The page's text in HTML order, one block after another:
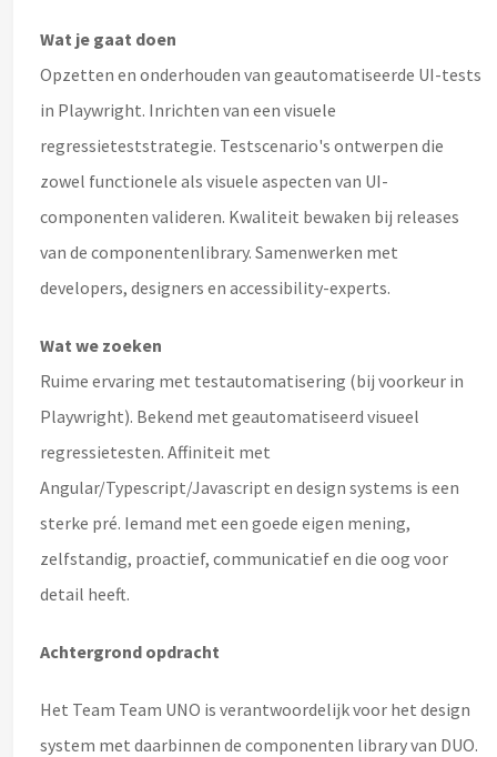
Wat je gaat doen
Opzetten en onderhouden van geautomatiseerde UI-tests
in Playwright. Inrichten van een visuele
regressieteststrategie. Testscenario's ontwerpen die
zowel functionele als visuele aspecten van UI-
componenten valideren. Kwaliteit bewaken bij releases
van de componentenlibrary. Samenwerken met
developers, designers en accessibility-experts.
Wat we zoeken
Ruime ervaring met testautomatisering (bij voorkeur in
Playwright). Bekend met geautomatiseerd visueel
regressietesten. Affiniteit met
Angular/Typescript/Javascript en design systems is een
sterke pré. Iemand met een goede eigen mening,
zelfstandig, proactief, communicatief en die oog voor
detail heeft.
Achtergrond opdracht
Het Team Team UNO is verantwoordelijk voor het design
system met daarbinnen de componenten library van DUO.